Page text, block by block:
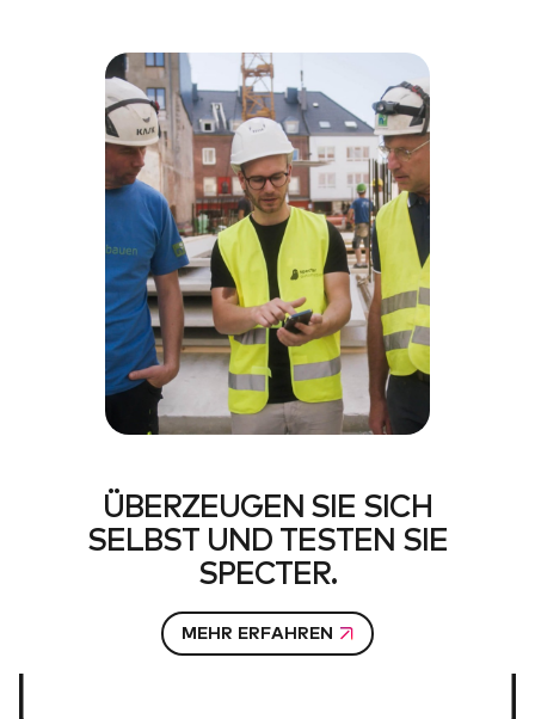
ÜBERZEUGEN SIE SICH
SELBST UND TESTEN SIE
SPECTER.
MEHR ERFAHREN